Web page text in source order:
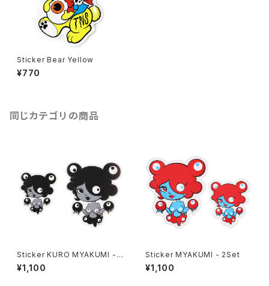
Sticker Bear Yellow
¥770
同じカテゴリの商品
Sticker KURO MYAKUMI - 2
Set
¥1,100
Sticker MYAKUMI - 2Set
¥1,100